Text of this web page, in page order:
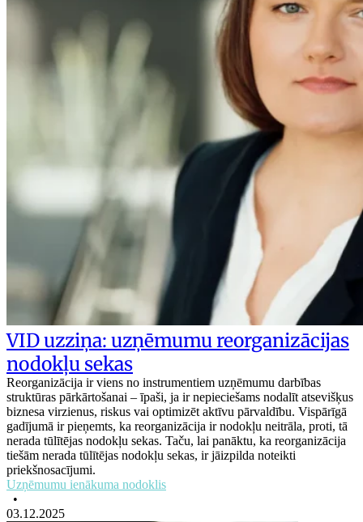
VID uzziņa: uzņēmumu reorganizācijas
nodokļu sekas
Reorganizācija ir viens no instrumentiem uzņēmumu darbības
struktūras pārkārtošanai – īpaši, ja ir nepieciešams nodalīt atsevišķus
biznesa virzienus, riskus vai optimizēt aktīvu pārvaldību. Vispārīgā
gadījumā ir pieņemts, ka reorganizācija ir nodokļu neitrāla, proti, tā
nerada tūlītējas nodokļu sekas. Taču, lai panāktu, ka reorganizācija
tiešām nerada tūlītējas nodokļu sekas, ir jāizpilda noteikti
priekšnosacījumi.
Uzņēmumu ienākuma nodoklis
•
03.12.2025